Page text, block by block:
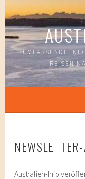
Springe
zum
Inhalt
UMFASSENDE
REISEN
Australien-Info